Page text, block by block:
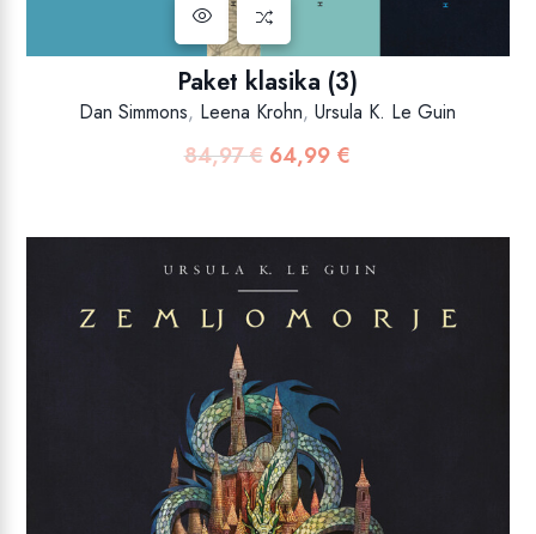
Paket klasika (3)
Dan Simmons, Leena Krohn, Ursula K. Le Guin
84,97€ Izvorna
je:
84,97 €.
64,99 €Trenutna
64,99 €.